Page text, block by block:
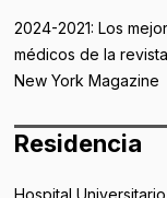
2024-2021: Los
médicos de la revista
New York Magazine
Residencia
Hospital Universitario